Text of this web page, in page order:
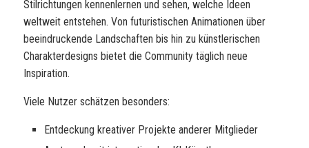
Stilrichtungen kennenlernen und sehen, welche Ideen
weltweit entstehen. Von futuristischen Animationen über
beeindruckende Landschaften bis hin zu künstlerischen
Charakterdesigns bietet die Community täglich neue
Inspiration.
Viele Nutzer schätzen besonders:
Entdeckung kreativer Projekte anderer Mitglieder